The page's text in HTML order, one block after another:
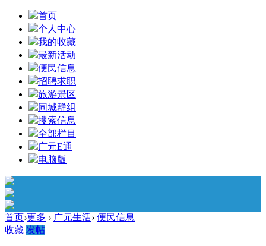
首页
个人中心
我的收藏
最新活动
便民信息
招聘求职
旅游景区
同城群组
搜索信息
全部栏目
广元E通
电脑版
首页›更多 › 广元生活› 便民信息
收藏 发帖